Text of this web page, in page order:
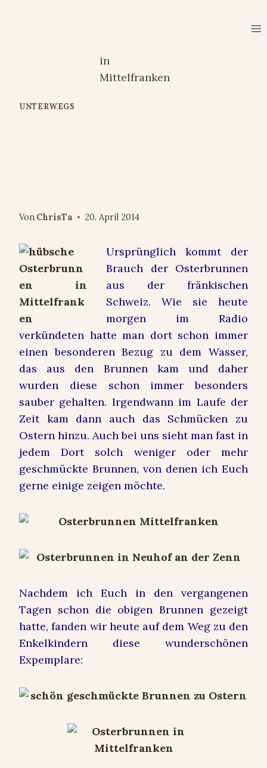
UNTERWEGS
Von ChrisTa 20. April 2014
Ursprünglich kommt der
Brauch der Osterbrunnen
aus der fränkischen
Schweiz. Wie sie heute
morgen im Radio
verkündeten hatte man dort schon immer
einen besonderen Bezug zu dem Wasser,
das aus den Brunnen kam und daher
wurden diese schon immer besonders
sauber gehalten. Irgendwann im Laufe der
Zeit kam dann auch das Schmücken zu
Ostern hinzu. Auch bei uns sieht man fast in
jedem Dort solch weniger oder mehr
geschmückte Brunnen, von denen ich Euch
gerne einige zeigen möchte.
Nachdem ich Euch in den vergangenen
Tagen schon die obigen Brunnen gezeigt
hatte, fanden wir heute auf dem Weg zu den
Enkelkindern diese wunderschönen
Expemplare: